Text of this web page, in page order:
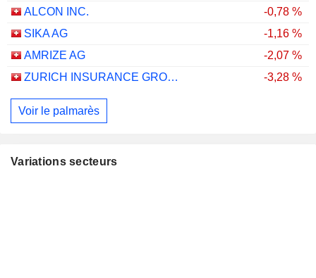
ALCON INC.
-0,78 %
SIKA AG
-1,16 %
AMRIZE AG
-2,07 %
ZURICH INSURANCE GROUP LTD
-3,28 %
Voir le palmarès
Variations secteurs